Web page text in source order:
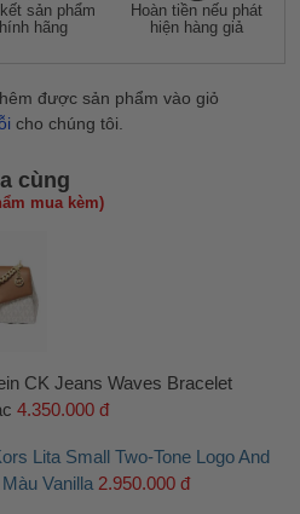
sản phẩm
hãng
Hoàn tiền nếu phát
hiện hàng giả
được sản phẩm vào giỏ
cho chúng tôi.
cùng
mua kèm)
CK Jeans Waves Bracelet
4.350.000 đ
Lita Small Two-Tone Logo And
Vanilla 2.950.000 đ